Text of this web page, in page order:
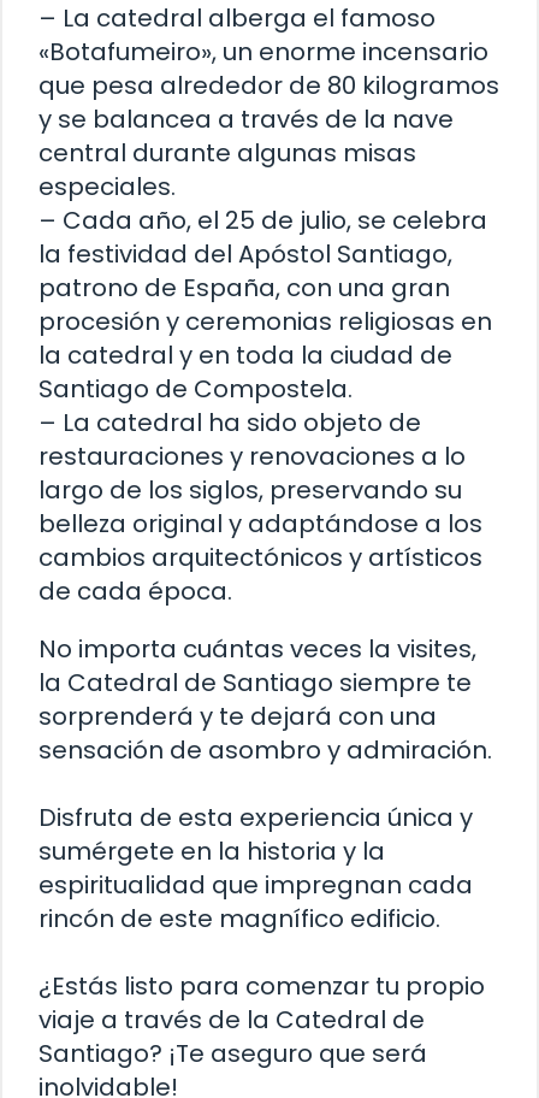
– La catedral alberga el famoso
«Botafumeiro», un enorme incensario
que pesa alrededor de 80 kilogramos
y se balancea a través de la nave
central durante algunas misas
especiales.
– Cada año, el 25 de julio, se celebra
la festividad del Apóstol Santiago,
patrono de España, con una gran
procesión y ceremonias religiosas en
la catedral y en toda la ciudad de
Santiago de Compostela.
– La catedral ha sido objeto de
restauraciones y renovaciones a lo
largo de los siglos, preservando su
belleza original y adaptándose a los
cambios arquitectónicos y artísticos
de cada época.
No importa cuántas veces la visites,
la Catedral de Santiago siempre te
sorprenderá y te dejará con una
sensación de asombro y admiración.
Disfruta de esta experiencia única y
sumérgete en la historia y la
espiritualidad que impregnan cada
rincón de este magnífico edificio.
¿Estás listo para comenzar tu propio
viaje a través de la Catedral de
Santiago? ¡Te aseguro que será
inolvidable!